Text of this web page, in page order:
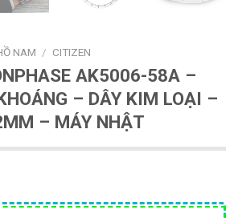
NAM / CITIZEN
AK5006-58A –
– DÂY KIM LOẠI –
– MÁY NHẬT